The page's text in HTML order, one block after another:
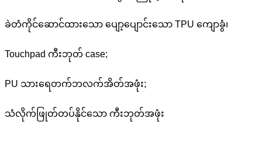
ခဲတံကိုင်ဆောင်ထားသော ပျော့ပျောင်းသော TPU ကျောခွံ၊
Touchpad ကီးဘုတ် case;
PU သားရေတက်ဘလက်အိတ်အဖုံး;
သံလိုက်ဖြုတ်တပ်နိုင်သော ကီးဘုတ်အဖုံး